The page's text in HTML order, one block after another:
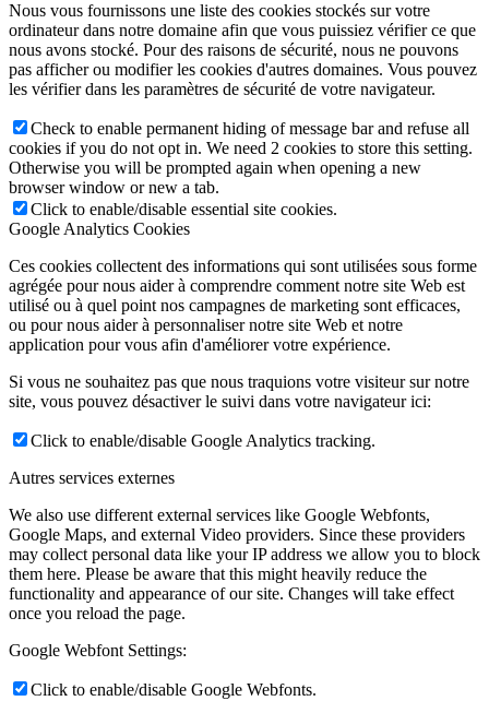
Nous vous fournissons une liste des cookies stockés sur votre
ordinateur dans notre domaine afin que vous puissiez vérifier ce que
nous avons stocké. Pour des raisons de sécurité, nous ne pouvons
pas afficher ou modifier les cookies d'autres domaines. Vous pouvez
les vérifier dans les paramètres de sécurité de votre navigateur.
Check to enable permanent hiding of message bar and refuse all
cookies if you do not opt in. We need 2 cookies to store this setting.
Otherwise you will be prompted again when opening a new
browser window or new a tab.
Click to enable/disable essential site cookies.
Google Analytics Cookies
Ces cookies collectent des informations qui sont utilisées sous forme
agrégée pour nous aider à comprendre comment notre site Web est
utilisé ou à quel point nos campagnes de marketing sont efficaces,
ou pour nous aider à personnaliser notre site Web et notre
application pour vous afin d'améliorer votre expérience.
Si vous ne souhaitez pas que nous traquions votre visiteur sur notre
site, vous pouvez désactiver le suivi dans votre navigateur ici:
Click to enable/disable Google Analytics tracking.
Autres services externes
We also use different external services like Google Webfonts,
Google Maps, and external Video providers. Since these providers
may collect personal data like your IP address we allow you to block
them here. Please be aware that this might heavily reduce the
functionality and appearance of our site. Changes will take effect
once you reload the page.
Google Webfont Settings:
Click to enable/disable Google Webfonts.